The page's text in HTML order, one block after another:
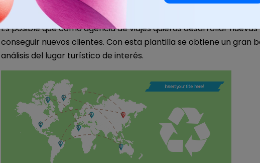
Plantilla de infografía de encuesta turística.
Es posible que como agencia de viajes quieras desarrollar
conseguir nuevos clientes. Con esta plantilla se obtiene un gran
análisis del lugar turístico de interés.